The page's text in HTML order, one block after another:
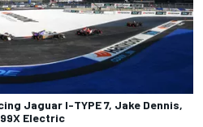
Jaguar I-TYPE 7, Jake Dennis,
Electric